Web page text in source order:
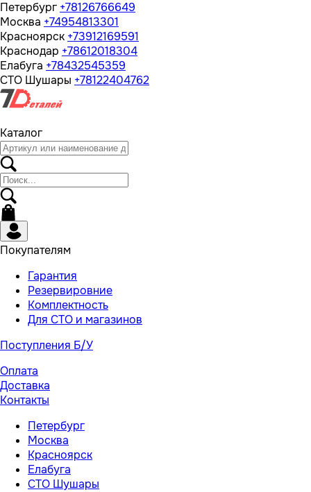
Петербург +78126766649
Москва +74954813301
Красноярск +73912169591
Краснодар +78612018304
Елабуга +78432545359
СТО Шушары +78122404762
Каталог
Покупателям
Гарантия
Резервировние
Комплектность
Для СТО и магазинов
Поступления Б/У
Оплата
Доставка
Контакты
Петербург
Москва
Красноярск
Елабуга
СТО Шушары